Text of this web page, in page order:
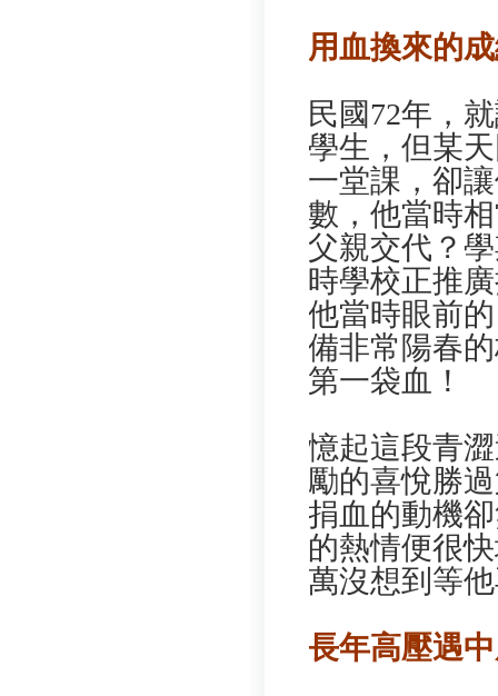
用血換來的
民國72年，
學生，但某
一堂課，卻
數，他當時
父親交代？
時學校正推
他當時眼前
備非常陽春
第一袋血！
憶起這段青
勵的喜悅勝
捐血的動機
的熱情便很
萬沒想到等
長年高壓遇